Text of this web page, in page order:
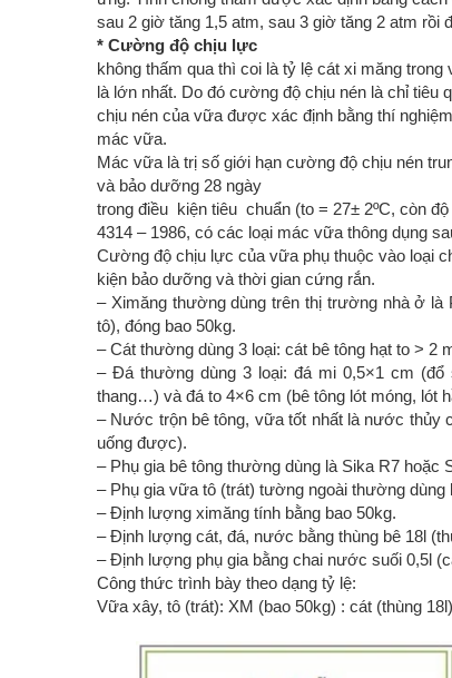
sau 2 giờ tăng 1,5 atm, sau 3 giờ tăng 2 atm rồi
* Cường độ chịu lực
không thấm qua thì coi là tỷ lệ cát xi măng
là lớn nhất. Do đó cường độ chịu nén là chỉ
chịu nén của vữa được xác định bằng thí
mác vữa.
Mác vữa là trị số giới hạn cường độ chịu nén
và bảo dưỡng 28 ngày
trong điều kiện tiêu chuẩn (to = 27± 2ºC, còn
4314 – 1986, có các loại mác vữa thông dụng
Cường độ chịu lực của vữa phụ thuộc vào loại
kiện bảo dưỡng và thời gian cứng rắn.
– Ximăng thường dùng trên thị trường nhà ở
tô), đóng bao 50kg.
– Cát thường dùng 3 loại: cát bê tông hạt to >
– Đá thường dùng 3 loại: đá mi 0,5×1 cm
thang…) và đá to 4×6 cm (bê tông lót móng, lót
– Nước trộn bê tông, vữa tốt nhất là nước thủy
uống được).
– Phụ gia bê tông thường dùng là Sika R7
– Phụ gia vữa tô (trát) tường ngoài thường
– Định lượng ximăng tính bằng bao 50kg.
– Định lượng cát, đá, nước bằng thùng bê 18l
– Định lượng phụ gia bằng chai nước suối 0,5l
Công thức trình bày theo dạng tỷ lệ:
Vữa xây, tô (trát): XM (bao 50kg) : cát (thùng